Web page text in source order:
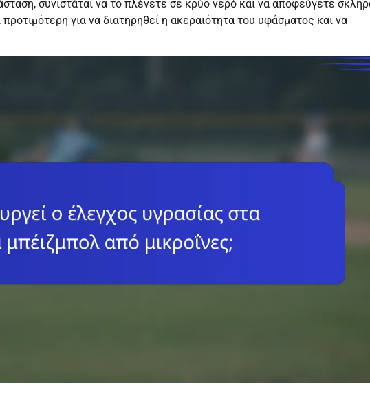
συνιστάται να το πλένετε σε κρύο νερό και να αποφεύγετε
για να διατηρηθεί η ακεραιότητα του υφάσματος και να